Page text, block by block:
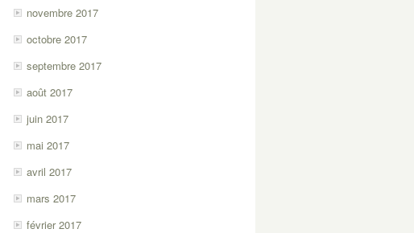
novembre 2017
octobre 2017
septembre 2017
août 2017
juin 2017
mai 2017
avril 2017
mars 2017
février 2017